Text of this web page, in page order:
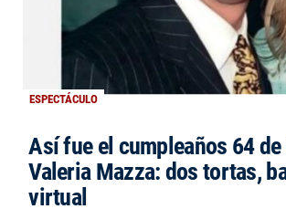
ESPECTÁCULO
Así fue el cumpleaños 64
Valeria Mazza: dos tortas,
virtual